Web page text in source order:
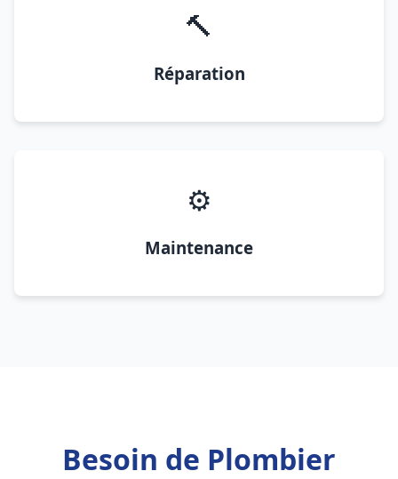
🔨
Réparation
⚙️
Maintenance
Besoin de Plombier